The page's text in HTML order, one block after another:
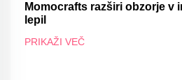
Momocrafts razširi obzorje v
lepil
PRIKAŽI VEČ